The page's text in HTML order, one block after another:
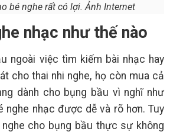
bé nghe rất có lợi. Ảnh Internet
nhạc như thế nào
ngoài việc tìm kiếm bài nhạc hay
cho thai nhi nghe, họ còn mua cả
dành cho bụng bầu vì nghĩ như
nghe nhạc được dễ và rõ hơn. Tuy
cho bụng bầu thực sự không